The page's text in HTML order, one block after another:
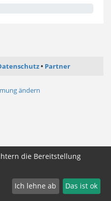
Partner
ändern
die Bereitstellung
Ich lehne ab Das ist ok